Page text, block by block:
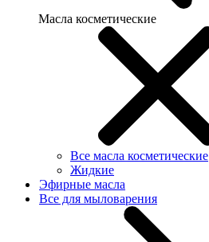
Масла косметические
Все масла косметические
Жидкие
Эфирные масла
Все для мыловарения